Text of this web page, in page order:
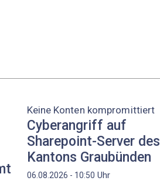
Keine Konten kompromittiert
Cyberangriff auf
Sharepoint-Server des
Kantons Graubünden
06.08.2026 - 10:50 Uhr